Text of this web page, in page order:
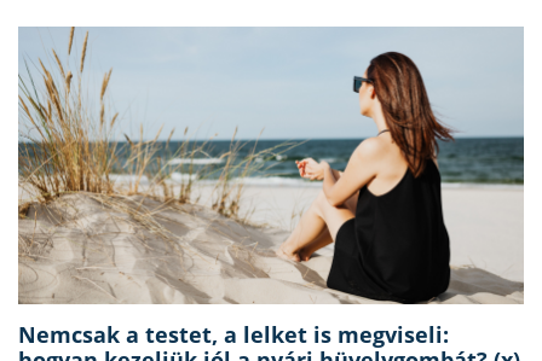
Nemcsak a testet, a lelket is megviseli: